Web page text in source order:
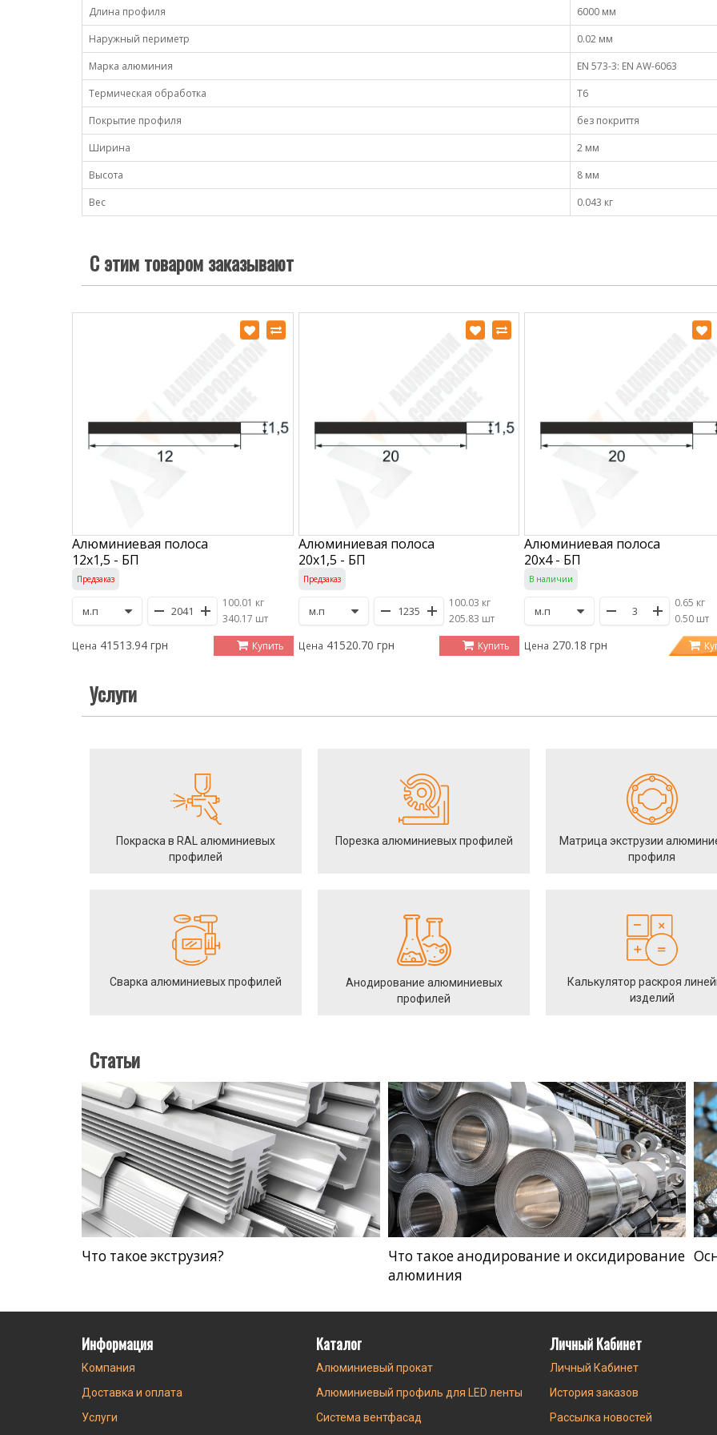
Длина профиля
6000 мм
Наружный периметр
0.02 мм
Марка алюминия
EN 573-3: EN AW-6063
Термическая обработка
Т6
Покрытие профиля
без покриття
Ширина
2 мм
Высота
8 мм
Вес
0.043 кг
С этим товаром заказывают
Алюминиевая полоса
12х1,5 - БП
Предзаказ
100.01 кг
/340.17 шт
Цена 41513.94 грн Купить
Алюминиевая полоса
20х1,5 - БП
Предзаказ
100.03 кг
/205.83 шт
Цена 41520.70 грн Купить
Алюминиевая полоса
20х4 - БП
В наличии
0.65 кг
/0.50 шт
Цена 270.18 грн
Услуги
Покраска в RAL алюминиевых
профилей
Порезка алюминиевых профилей
Матрица экструзии
профиля
Сварка алюминиевых профилей
Анодирование алюминиевых
профилей
Калькулятор раскроя
изделий
Статьи
Что такое экструзия?
Что такое анодирование и оксидирование
алюминия
Информация
Компания
Доставка и оплата
Услуги
Каталог
Алюминиевый прокат
Алюминиевый профиль для LED ленты
Система вентфасад
Личный Кабинет
Личный Кабинет
История заказов
Рассылка новостей